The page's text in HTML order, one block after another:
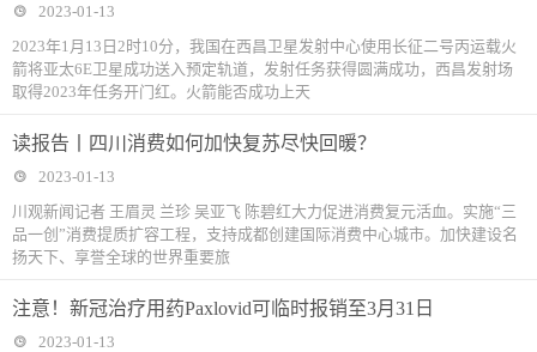
2023-01-13
2023年1月13日2时10分，我国在西昌卫星发射中心使用长征二号丙运载火
箭将亚太6E卫星成功送入预定轨道，发射任务获得圆满成功，西昌发射场
取得2023年任务开门红。火箭能否成功上天
读报告丨四川消费如何加快复苏尽快回暖？
2023-01-13
川观新闻记者 王眉灵 兰珍 吴亚飞 陈碧红大力促进消费复元活血。实施“三
品一创”消费提质扩容工程，支持成都创建国际消费中心城市。加快建设名
扬天下、享誉全球的世界重要旅
注意！新冠治疗用药Paxlovid可临时报销至3月31日
2023-01-13